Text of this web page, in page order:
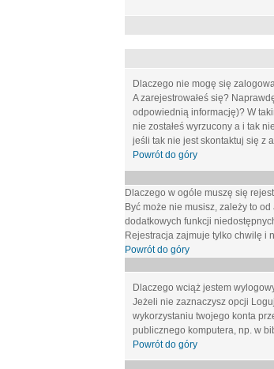
Dlaczego nie mogę się
A zarejestrowałeś się?
odpowiednią informację)? W
nie zostałeś wyrzucony a i tak
jeśli tak nie jest skontaktuj się z
Powrót do góry
Dlaczego w ogóle muszę się
Być może nie musisz, zależy to
dodatkowych funkcji
Rejestracja zajmuje tylko chwilę i
Powrót do góry
Dlaczego wciąż jestem
Jeżeli nie zaznaczysz opcji
wykorzystaniu twojego konta
publicznego komputera, np. w
Powrót do góry